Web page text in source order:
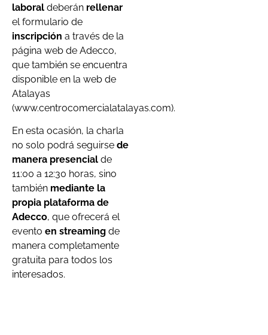
laboral deberán rellenar
el formulario de
inscripción a través de la
página web de Adecco,
que también se encuentra
disponible en la web de
Atalayas
(www.centrocomercialatalayas.com).
En esta ocasión, la charla
no solo podrá seguirse de
manera presencial de
11:00 a 12:30 horas, sino
también mediante la
propia plataforma de
Adecco, que ofrecerá el
evento en streaming de
manera completamente
gratuita para todos los
interesados.